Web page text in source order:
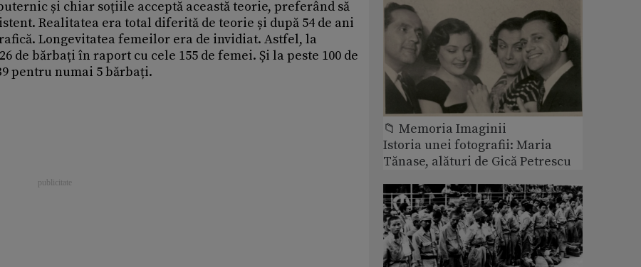
și chiar soțiile acceptă această teorie, preferând să
Realitatea era total diferită de teorie și după 54 de ani
Longevitatea femeilor era de invidiat. Astfel, la
de bărbați în raport cu cele 155 de femei. Și la peste 100 de
pentru numai 5 bărbați.
📁 Memoria Imaginii
Istoria unei fotografii: Maria
Tănase, alături de Gică Petrescu